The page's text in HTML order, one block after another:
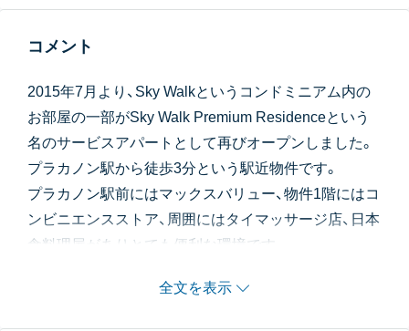
コメント
2015年7月より、Sky Walkというコンドミニアム内の
お部屋の一部がSky Walk Premium Residenceという
名のサービスアパートとして再びオープンしました。
プラカノン駅から徒歩3分という駅近物件です。
プラカノン駅前にはマックスバリュー、物件1階にはコ
ンビニエンスストア、周囲にはタイマッサージ店、日本
食料理屋がありとても便利な環境です。
内装はスタイリッシュでモダンです。
全文を表示